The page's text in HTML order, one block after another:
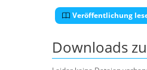
Veröffentlichung
Downloads